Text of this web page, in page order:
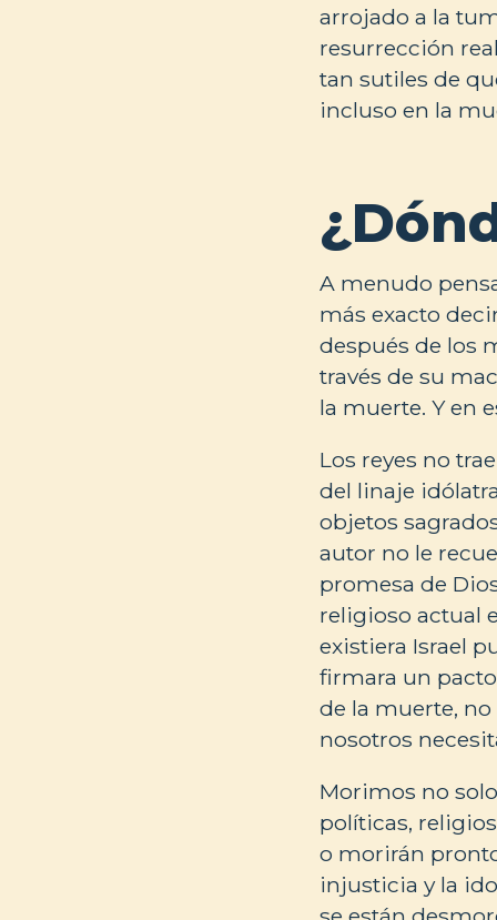
arrojado a la
resurrección
tan sutiles de
incluso en la
A menudo
más exacto
después de los
través de su
la muerte. Y en
Los reyes no
del linaje
objetos
autor no le
promesa de
religioso actual
existiera Israel
firmara un
de la muerte,
nosotros
Morimos no
políticas,
o morirán
injusticia y la